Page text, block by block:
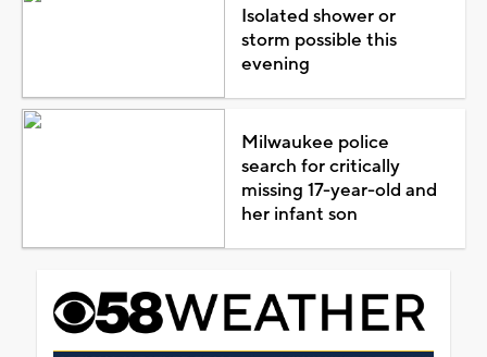
Isolated shower or
storm possible this
evening
Milwaukee police
search for critically
missing 17-year-old and
her infant son